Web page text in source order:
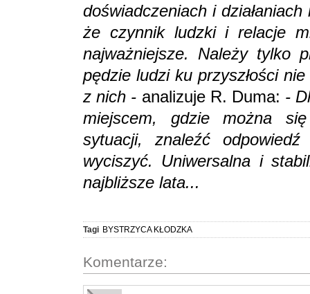
doświadczeniach i
że czynnik ludzki i relacje
najważniejsze. Należy tylko
pędzie ludzi ku przyszłości
z nich - analizuje R. Duma: -
miejscem, gdzie można
sytuacji, znaleźć
wyciszyć. Uniwersalna i
najbliższe lata...
Tagi BYSTRZYCA KŁODZKA
Komentarze: